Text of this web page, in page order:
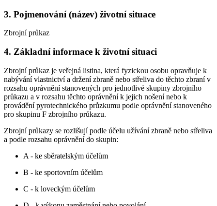
3. Pojmenování (název) životní situace
Zbrojní průkaz
4. Základní informace k životní situaci
Zbrojní průkaz je veřejná listina, která fyzickou osobu opravňuje k
nabývání vlastnictví a držení zbraně nebo střeliva do těchto zbraní v
rozsahu oprávnění stanovených pro jednotlivé skupiny zbrojního
průkazu a v rozsahu těchto oprávnění k jejich nošení nebo k
provádění pyrotechnického průzkumu podle oprávnění stanoveného
pro skupinu F zbrojního průkazu.
Zbrojní průkazy se rozlišují podle účelu užívání zbraně nebo střeliva
a podle rozsahu oprávnění do skupin:
A - ke sběratelským účelům
B - ke sportovním účelům
C - k loveckým účelům